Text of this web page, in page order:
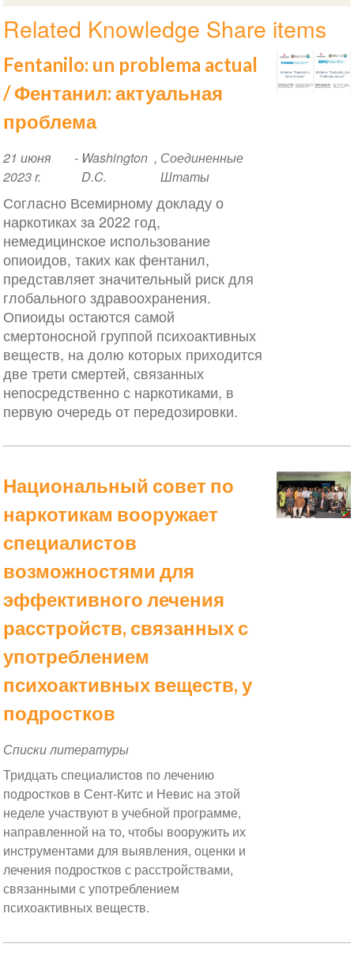
Related Knowledge Share items
Fentanilo: un problema actual
/ Фентанил: актуальная
проблема
Event
Date
21 июня
2023 r.
- Washington
D.C.
, Соединенные
Штаты
Согласно Всемирному докладу о
наркотиках за 2022 год,
немедицинское использование
опиоидов, таких как фентанил,
представляет значительный риск для
глобального здравоохранения.
Опиоиды остаются самой
смертоносной группой психоактивных
веществ, на долю которых приходится
две трети смертей, связанных
непосредственно с наркотиками, в
первую очередь от передозировки.
Национальный совет по
наркотикам вооружает
специалистов
возможностями для
эффективного лечения
расстройств, связанных с
употреблением
психоактивных веществ, у
подростков
Списки литературы
Тридцать специалистов по лечению
подростков в Сент-Китс и Невис на этой
неделе участвуют в учебной программе,
направленной на то, чтобы вооружить их
инструментами для выявления, оценки и
лечения подростков с расстройствами,
связанными с употреблением
психоактивных веществ.